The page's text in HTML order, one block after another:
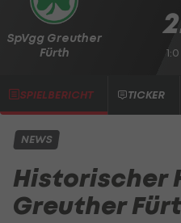
SpVgg Greuther
Fürth
1:0
SPIELBERICHT TICKER
NEWS
Historischer
Greuther